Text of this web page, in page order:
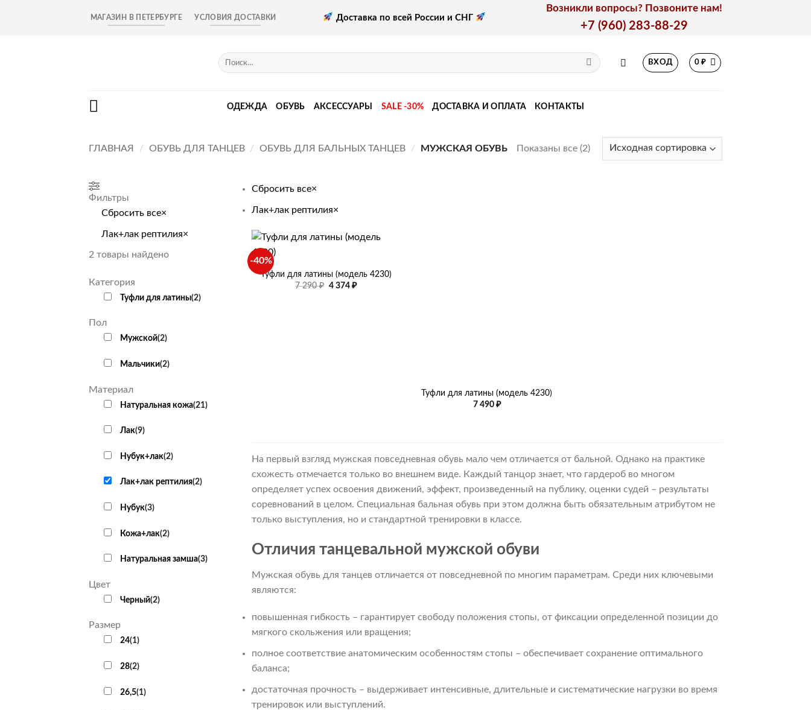
МАГАЗИН В ПЕТЕРБУРГЕ УСЛОВИЯ ДОСТАВКИ Доставка по всей России и СНГ
Возникли вопросы? Позвоните нам!
+7 (960) 283-88-29
Искать:
ВХОД 0₽
ОДЕЖДА ОБУВЬ АКСЕССУАРЫ SALE -30% ДОСТАВКА И ОПЛАТА КОНТАКТЫ
ГЛАВНАЯ / ОБУВЬ ДЛЯ ТАНЦЕВ / ОБУВЬ ДЛЯ БАЛЬНЫХ ТАНЦЕВ / МУЖСКАЯ ОБУВЬ Показаны все (2)
Фильтры
Сбросить все×
Лак+лак рептилия×
2 товары найдено
Категория
Туфли для латины(2)
Пол
Мужской(2)
Мальчики(2)
Материал
Натуральная кожа(21)
Лак(9)
Нубук+лак(2)
Лак+лак рептилия(2)
Нубук(3)
Кожа+лак(2)
Натуральная замша(3)
Цвет
Черный(2)
Размер
24(1)
28(2)
26,5(1)
Сбросить все×
Лак+лак рептилия×
-40%
+
Туфли для латины (модель 4230)
7 290₽ Первоначальная
4 374₽Текущая
Туфли для латины (модель 4230)
7 490 ₽
На первый взгляд мужская повседневная обувь мало чем отличается от бальной. Однако на практике
схожесть отмечается только во внешнем виде. Каждый танцор знает, что гардероб во многом
определяет успех освоения движений, эффект, произведенный на публику, оценки судей – результаты
соревнований в целом. Специальная бальная обувь при этом должна быть обязательным атрибутом не
только выступления, но и стандартной тренировки в классе.
Отличия танцевальной мужской обуви
Мужская обувь для танцев отличается от повседневной по многим параметрам. Среди них ключевыми
являются:
повышенная гибкость – гарантирует свободу положения стопы, от фиксации определенной позиции до
мягкого скольжения или вращения;
полное соответствие анатомическим особенностям стопы – обеспечивает сохранение оптимального
баланса;
достаточная прочность – выдерживает интенсивные, длительные и систематические нагрузки во время
тренировок или выступлений.